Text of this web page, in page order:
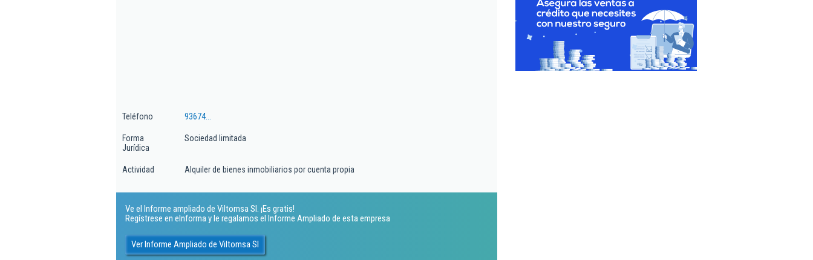
Teléfono 93674...
Forma
Jurídica
Sociedad limitada
Actividad Alquiler de bienes inmobiliarios por cuenta propia
Ve el Informe ampliado de Viltomsa Sl. ¡Es gratis!
Regístrese en eInforma y le regalamos el Informe Ampliado de esta empresa
Ver Informe Ampliado de Viltomsa Sl